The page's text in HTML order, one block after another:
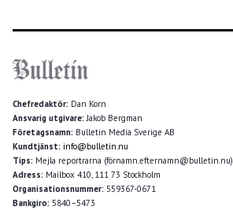
Chefredaktör: Dan Korn
Ansvarig utgivare: Jakob Bergman
Företagsnamn: Bulletin Media Sverige AB
Kundtjänst: info@bulletin.nu
Tips: Mejla reportrarna (förnamn.efternamn@bulletin.nu)
Adress: Mailbox 410, 111 73 Stockholm
Organisationsnummer: 559367-0671
Bankgiro: 5840–5473